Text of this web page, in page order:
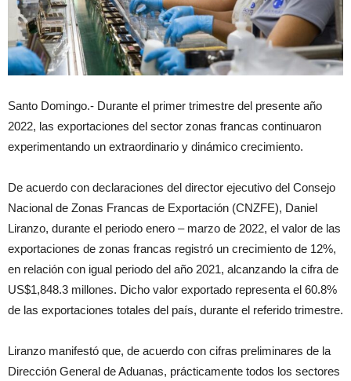
Santo Domingo.- Durante el primer trimestre del presente año
2022, las exportaciones del sector zonas francas continuaron
experimentando un extraordinario y dinámico crecimiento.
De acuerdo con declaraciones del director ejecutivo del Consejo
Nacional de Zonas Francas de Exportación (CNZFE), Daniel
Liranzo, durante el periodo enero – marzo de 2022, el valor de las
exportaciones de zonas francas registró un crecimiento de 12%,
en relación con igual periodo del año 2021, alcanzando la cifra de
US$1,848.3 millones. Dicho valor exportado representa el 60.8%
de las exportaciones totales del país, durante el referido trimestre.
Liranzo manifestó que, de acuerdo con cifras preliminares de la
Dirección General de Aduanas, prácticamente todos los sectores